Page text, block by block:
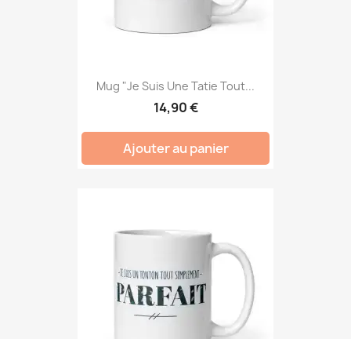
Mug "Je Suis Une Tatie Tout...
14,90 €
Ajouter au panier